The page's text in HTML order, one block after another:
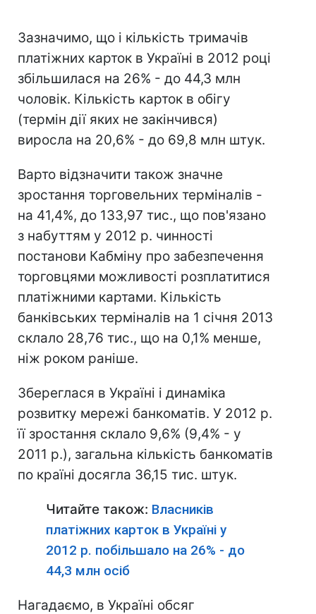
Зазначимо, що і кількість тримачів
платіжних карток в Україні в 2012 році
збільшилася на 26% - до 44,3 млн
чоловік. Кількість карток в обігу
(термін дії яких не закінчився)
виросла на 20,6% - до 69,8 млн штук.
Варто відзначити також значне
зростання торговельних терміналів -
на 41,4%, до 133,97 тис., що пов'язано
з набуттям у 2012 р. чинності
постанови Кабміну про забезпечення
торговцями можливості розплатитися
платіжними картами. Кількість
банківських терміналів на 1 січня 2013
склало 28,76 тис., що на 0,1% менше,
ніж роком раніше.
Збереглася в Україні і динаміка
розвитку мережі банкоматів. У 2012 р.
її зростання склало 9,6% (9,4% - у
2011 р.), загальна кількість банкоматів
по країні досягла 36,15 тис. штук.
Читайте також: Власників
платіжних карток в Україні у
2012 р. побільшало на 26% - до
44,3 млн осіб
Нагадаємо, в Україні обсяг